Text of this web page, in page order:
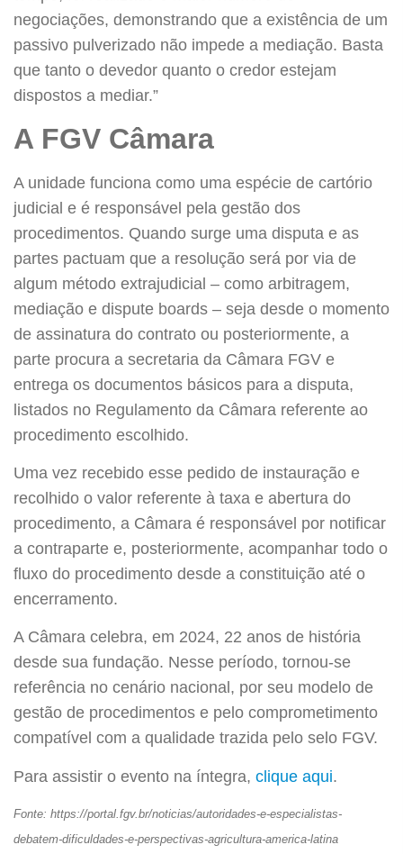
negociações, demonstrando que a existência de um
passivo pulverizado não impede a mediação. Basta
que tanto o devedor quanto o credor estejam
dispostos a mediar.”
A FGV Câmara
A unidade funciona como uma espécie de cartório
judicial e é responsável pela gestão dos
procedimentos. Quando surge uma disputa e as
partes pactuam que a resolução será por via de
algum método extrajudicial – como arbitragem,
mediação e dispute boards – seja desde o momento
de assinatura do contrato ou posteriormente, a
parte procura a secretaria da Câmara FGV e
entrega os documentos básicos para a disputa,
listados no Regulamento da Câmara referente ao
procedimento escolhido.
Uma vez recebido esse pedido de instauração e
recolhido o valor referente à taxa e abertura do
procedimento, a Câmara é responsável por notificar
a contraparte e, posteriormente, acompanhar todo o
fluxo do procedimento desde a constituição até o
encerramento.
A Câmara celebra, em 2024, 22 anos de história
desde sua fundação. Nesse período, tornou-se
referência no cenário nacional, por seu modelo de
gestão de procedimentos e pelo comprometimento
compatível com a qualidade trazida pelo selo FGV.
Para assistir o evento na íntegra, clique aqui.
Fonte: https://portal.fgv.br/noticias/autoridades-e-especialistas-
debatem-dificuldades-e-perspectivas-agricultura-america-latina